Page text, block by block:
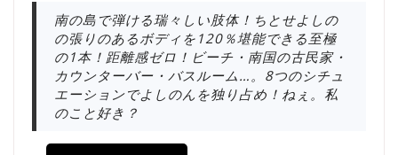
南の島で弾ける瑞々しい肢体！ちとせよしの
の張りのあるボディを120％堪能できる至極
の1本！距離感ゼロ！ビーチ・南国の古民家・
カウンターバー・バスルーム…。8つのシチュ
エーションでよしのんを独り占め！ねぇ。私
のこと好き？